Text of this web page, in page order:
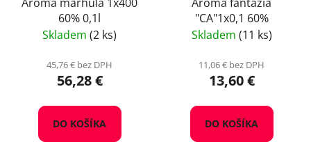
60% 0,1l
Skladem (2 ks)
45,76 € bez DPH
56,28 €
DO KOŠÍKA
"CA"1x0,1 60%
Skladem (11 ks)
11,06 € bez DPH
13,60 €
DO KOŠÍKA